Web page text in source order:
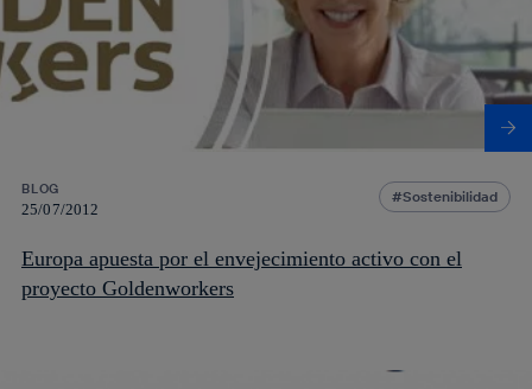
BLOG
25/07/2012
Sostenibilidad
Europa apuesta por el envejecimiento activo con el
proyecto Goldenworkers